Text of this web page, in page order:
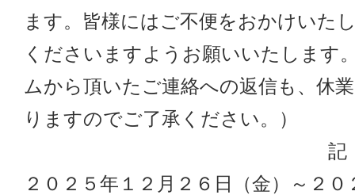
ます。皆様にはご不便をおかけいた
くださいますようお願いいたします
ムから頂いたご連絡への返信も、休
りますのでご了承ください。）
記
２０２５年１２月２６日（金）～２